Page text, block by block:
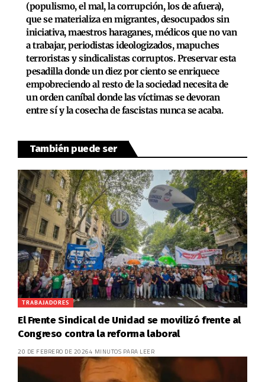
(populismo, el mal, la corrupción, los de afuera),
que se materializa en migrantes, desocupados sin
iniciativa, maestros haraganes, médicos que no van
a trabajar, periodistas ideologizados, mapuches
terroristas y sindicalistas corruptos. Preservar esta
pesadilla donde un diez por ciento se enriquece
empobreciendo al resto de la sociedad necesita de
un orden caníbal donde las víctimas se devoran
entre sí y la cosecha de fascistas nunca se acaba.
También puede ser
TRABAJADORES
El Frente Sindical de Unidad se movilizó frente al
Congreso contra la reforma laboral
20 DE FEBRERO DE 20264 MINUTOS PARA LEER